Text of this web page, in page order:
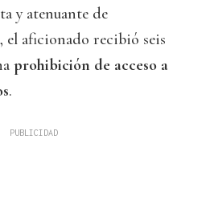
y atenuante de
aficionado recibió seis
prohibición de acceso a
.